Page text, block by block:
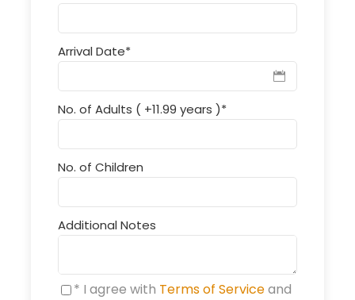
Arrival Date*
No. of Adults ( +11.99 years )*
No. of Children
Additional Notes
* I agree with Terms of Serviceand